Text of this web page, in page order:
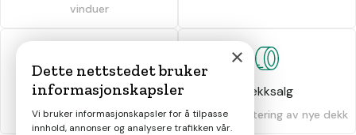
vinduer
Dekkhotell
Oppbevaring av dekk
Dekksalg
Salg og montering av nye dekk
×
Dette nettstedet bruker
informasjonskapsler
Vi bruker informasjonskapsler for å tilpasse
innhold, annonser og analysere trafikken vår.